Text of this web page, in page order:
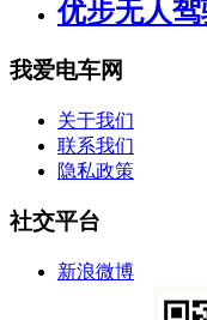
优步无人
我爱电车网
关于我们
联系我们
隐私政策
社交平台
新浪微博